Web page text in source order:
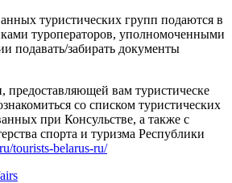
туристических групп подаются в
туроператоров, уполномоченными
подавать/забирать документы
вам туристическе
со списком туристических
при Консульстве, а также с
спорта и туризма Республики
tourists-belarus-ru/